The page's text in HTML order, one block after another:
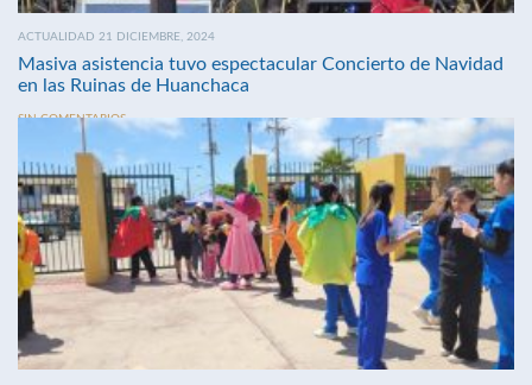
ACTUALIDAD 21 DICIEMBRE, 2024
Masiva asistencia tuvo espectacular Concierto de Navidad
en las Ruinas de Huanchaca
SIN COMENTARIOS